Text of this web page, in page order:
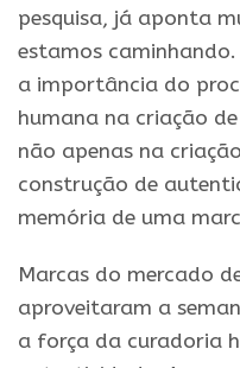
pesquisa, já aponta
estamos caminhando.
a importância do
humana na criação
não apenas na
construção de
memória de uma
Marcas do mercado
aproveitaram a
a força da curadoria